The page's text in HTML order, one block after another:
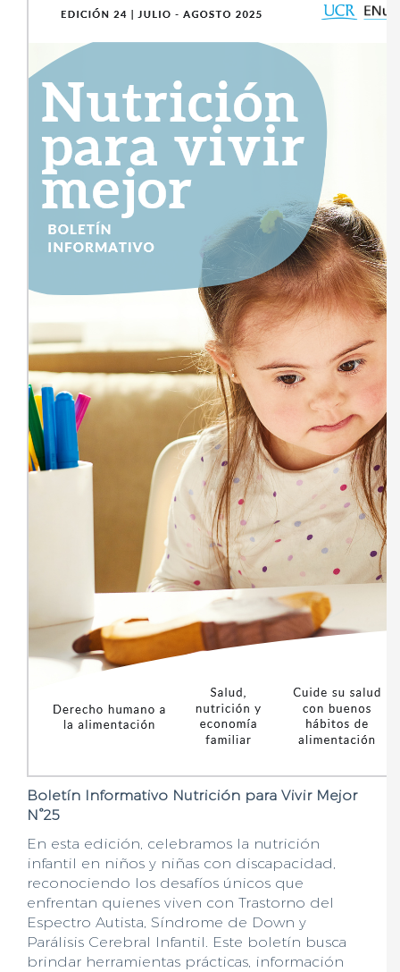
Boletín Informativo Nutrición para Vivir Mejor
N°25
En esta edición, celebramos la nutrición
infantil en niños y niñas con discapacidad,
reconociendo los desafíos únicos que
enfrentan quienes viven con Trastorno del
Espectro Autista, Síndrome de Down y
Parálisis Cerebral Infantil. Este boletín busca
brindar herramientas prácticas, información